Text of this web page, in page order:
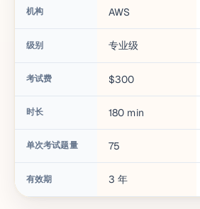
机构 AWS
级别 专业级
考试费 $300
时长 180 min
单次考试题量 75
有效期 3 年